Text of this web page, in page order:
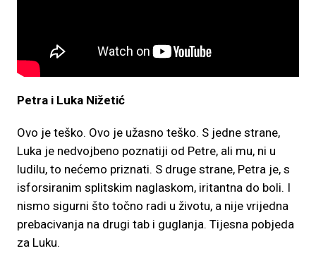
Petra i Luka Nižetić
Ovo je teško. Ovo je užasno teško. S jedne strane,
Luka je nedvojbeno poznatiji od Petre, ali mu, ni u
ludilu, to nećemo priznati. S druge strane, Petra je, s
isforsiranim splitskim naglaskom, iritantna do boli. I
nismo sigurni što točno radi u životu, a nije vrijedna
prebacivanja na drugi tab i guglanja. Tijesna pobjeda
za Luku.